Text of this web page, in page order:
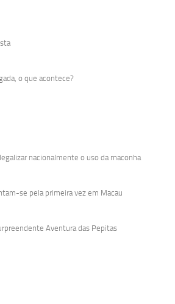
o que acontece?
nacionalmente o uso da maconha
se pela primeira vez em Macau
Aventura das Pepitas